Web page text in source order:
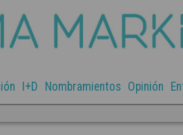
I+D Nombramientos Opinión